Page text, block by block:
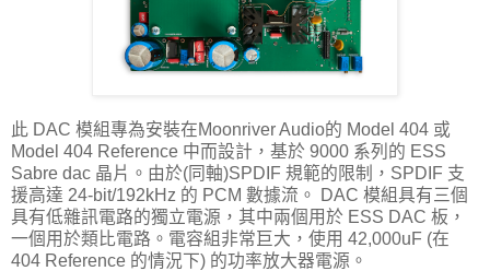
此 DAC 模組專為安裝在Moonriver Audio的 Model 404 或
Model 404 Reference 中而設計，基於 9000 系列的 ESS
Sabre dac 晶片。由於(同軸)SPDIF 規範的限制，SPDIF 支
援高達 24-bit/192kHz 的 PCM 數據流。 DAC 模組具有三個
具有低雜訊電路的獨立電源，其中兩個用於 ESS DAC 板，
一個用於類比電路。電容組非常巨大，使用 42,000uF (在
404 Reference 的情況下) 的功率放大器電源。